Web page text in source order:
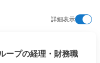
詳細表示
ープの経理・財務職